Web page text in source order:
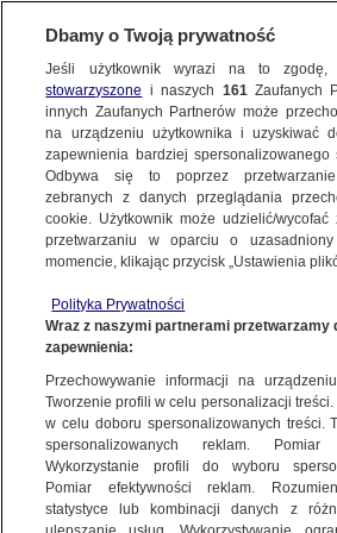
ŚWIAT
Zomi zginęła w izraelskim
dni wcześniej pokazała,
potrzebującym
2.04.2024, 12:00
Udostępnij
W izraelskim ataku na Strefę
obywatelka Australii Lalzawmi
- potwierdził we wtorek
Albanese. Kobieta pracowała
wolontariuszka dla organizacji
World Central Kitchen.
Dbamy o Twoją prywatność
Jeśli użytkownik wyrazi na to
stowarzyszone i naszych 161Zaufanych
innych Zaufanych Partnerów może
na urządzeniu użytkownika i uzyskiwać
zapewnienia bardziej spersonalizowanego
Odbywa się to poprzez
zebranych z danych przeglądania
cookie. Użytkownik może udzielić/
przetwarzaniu w oparciu o
momencie, klikając przycisk „Ustawienia
Polityka Prywatności
Wraz z naszymi partnerami przetwarzamy
zapewnienia:
Przechowywanie informacji na
Tworzenie profili w celu personalizacji
w celu doboru spersonalizowanych treści.
spersonalizowanych reklam. Pomiar
Wykorzystanie profili do wyboru
Pomiar efektywności reklam.
statystyce lub kombinacji danych z